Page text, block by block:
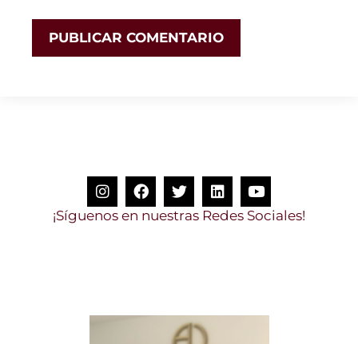
¡Síguenos e n nuestra s Redes Sociale